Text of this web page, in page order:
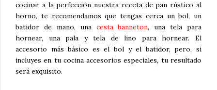
cocinar a la perfección nuestra receta de pan rústico al
horno, te recomendamos que tengas cerca un bol, un
batidor de mano, una cesta banneton, una tela para
hornear, una pala y tela de lino para hornear. El
accesorio más básico es el bol y el batidor, pero, si
incluyes en tu cocina accesorios especiales, tu resultado
será exquisito.